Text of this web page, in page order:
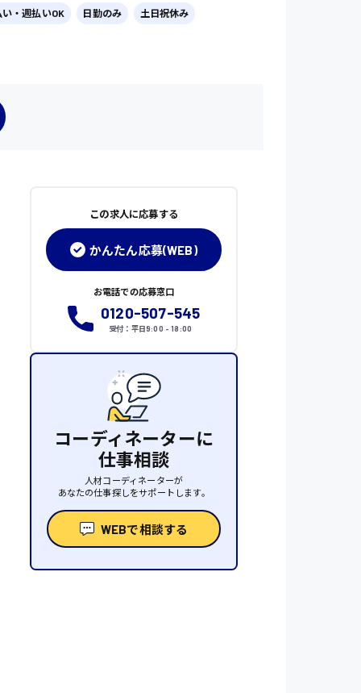
い・週払いOK 日勤のみ 土日祝休み
この求人に応募する
かんたん応募(WEB)
お電話での応募窓口
0120-507-545
受付：平日9:00 - 18:00
コーディネーターに
仕事相談
人材コーディネーターが
あなたの仕事探しをサポートします。
WEBで相談する